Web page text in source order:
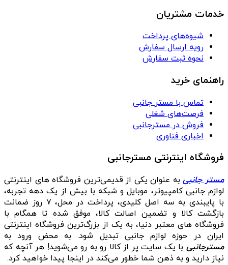
خدمات مشتریان
شیوه‌های پرداخت
رویه ارسال سفارش
نحوه ثبت سفارش
راهنمای خرید
تماس با مستر جانبی
فرصت‌های شغلی
فروش در مسترجانبی
اخباری فناوری
فروشگاه اینترنتی مسترجانبی
مستر جانبیبه عنوان یکی از قدیمی‌ترین فروشگاه های اینترنتی
لوازم جانبی کامپیوتر، موبایل و شبکه با بیش از یک دهه تجربه،
با پایبندی به سه اصل کلیدی، پرداخت در محل، ۷ روز ضمانت
بازگشت کالا و تضمین اصالت کالا، موفق شده تا همگام با
فروشگاه‌ های معتبر دنیا، به یک از بزرگ‌ترین فروشگاه اینترنتی
ایران در حوزه لوازم جانبی تبدیل شود. به محض ورود به
مسترجانبی با یک سایت پر از کالا رو به رو می‌شوید! هر آنچه که
نیاز دارید و به ذهن شما خطور می‌کند در اینجا پیدا خواهید کرد.